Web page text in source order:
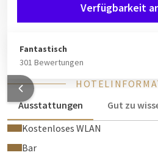
Verfügbarkeit
Fantastisch
301 Bewertungen
Ausstattungen
Gut zu
Kostenloses WLAN
Bar